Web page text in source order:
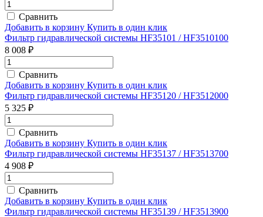
Сравнить
Добавить в корзину Купить в один клик
Фильтр гидравлической системы HF35101 / HF3510100
8 008 ₽
Сравнить
Добавить в корзину Купить в один клик
Фильтр гидравлической системы HF35120 / HF3512000
5 325 ₽
Сравнить
Добавить в корзину Купить в один клик
Фильтр гидравлической системы HF35137 / HF3513700
4 908 ₽
Сравнить
Добавить в корзину Купить в один клик
Фильтр гидравлической системы HF35139 / HF3513900